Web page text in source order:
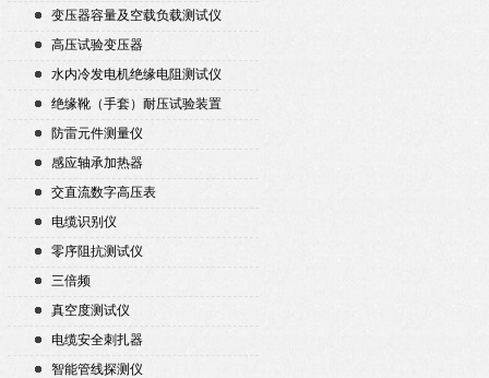
变压器容量及空载负载测试仪
高压试验变压器
水内冷发电机绝缘电阻测试仪
绝缘靴（手套）耐压试验装置
防雷元件测量仪
感应轴承加热器
交直流数字高压表
电缆识别仪
零序阻抗测试仪
三倍频
真空度测试仪
电缆安全刺扎器
智能管线探测仪